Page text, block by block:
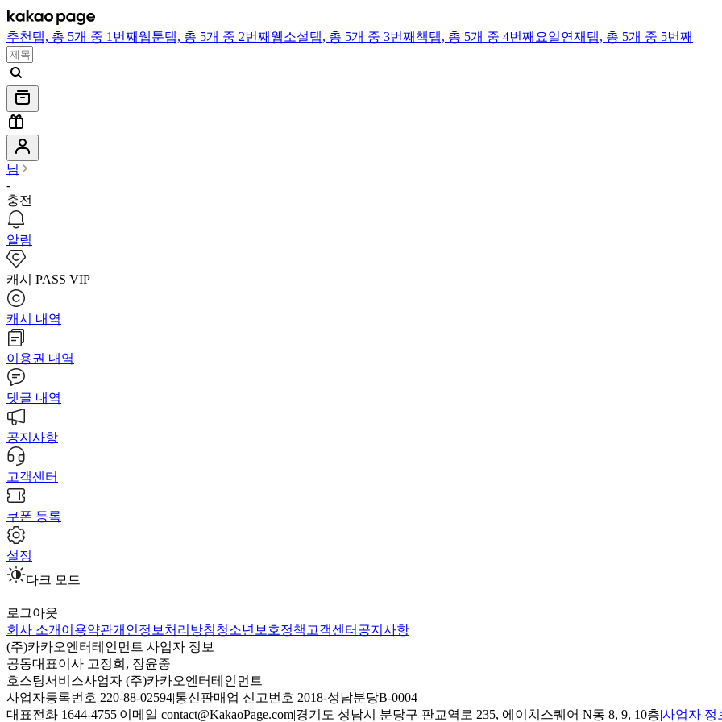
추천 탭, 총 5개 중 1번째 웹툰탭, 총 5개 중 2번째 웹소설탭, 총 5개 중 3번째 책탭, 총 5개 중 4번째 요일연재 탭, 총 5개 중 5번째
님
-
충전
알림
캐시 PASS VIP
캐시 내역
이용권 내역
댓글 내역
공지사항
고객센터
쿠폰 등록
설정
다크 모드
로그아웃
회사 소개 이용약관개인정보처리방침청소년보호정책 고객센터 공지사항
(주)카카오엔터테인먼트 사업자 정보
공동대표이사 고정희, 장윤중|
호스팅서비스사업자 (주)카카오엔터테인먼트
사업자등록번호 220-88-02594|통신판매업 신고번호 2018-성남분당B-0004
대표전화 1644-4755|이메일 contact@KakaoPage.com|경기도 성남시 분당구 판교역로 235, 에이치스퀘어 N동 8, 9, 10층|사업자 정